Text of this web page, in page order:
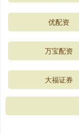
优配资
万宝配资
大福证券